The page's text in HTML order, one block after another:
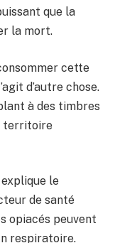
que la
la mort.
cette
d’autre chose.
à des timbres
territoire
le
de santé
opiacés peuvent
respiratoire.